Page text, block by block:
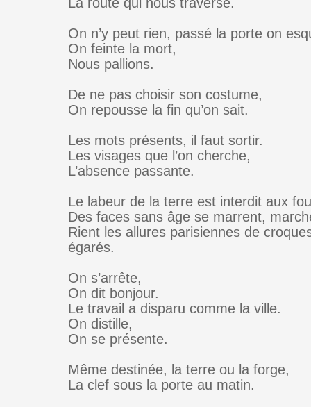
On n’y peut rien, passé la porte on
On feinte la mort,
Nous pallions.
De ne pas choisir son costume,
On repousse la fin qu’on sait.
Les mots présents, il faut sortir.
Les visages que l’on cherche,
L’absence passante.
Le labeur de la terre est interdit aux
Des faces sans âge se marrent,
Rient les allures parisiennes de
égarés.
On s’arrête,
On dit bonjour.
Le travail a disparu comme la ville.
On distille,
On se présente.
Même destinée, la terre ou la forge,
La clef sous la porte au matin.